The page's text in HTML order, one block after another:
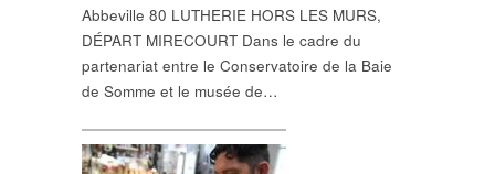
Abbeville 80 LUTHERIE HORS LES MURS,
DÉPART MIRECOURT Dans le cadre du
partenariat entre le Conservatoire de la Baie
de Somme et le musée de…